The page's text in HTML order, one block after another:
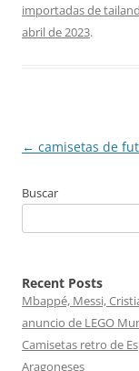
importadas de
abril de 2023.
Navegación
entradas
← camisetas de
Buscar
Recent Posts
Mbappé, Messi,
anuncio de LEGO
Camisetas retro de
Aragoneses